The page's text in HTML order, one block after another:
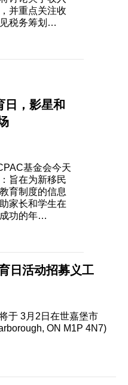
并重点关注收
税务筹划…
日，影星和
基金会今天
旨在为新移民
育制度的信息
家长和学生在
功的年…
日活动招募义工
于 3月2日在世嘉堡市
ON M1P 4N7)